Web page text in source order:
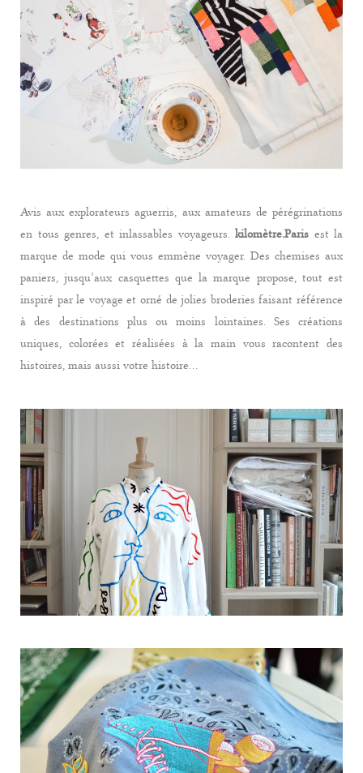
Avis aux explorateurs aguerris, aux amateurs de pérégrinations
en tous genres, et inlassables voyageurs. kilomètre.Paris est la
marque de mode qui vous emmène voyager. Des chemises aux
paniers, jusqu’aux casquettes que la marque propose, tout est
inspiré par le voyage et orné de jolies broderies faisant référence
à des destinations plus ou moins lointaines. Ses créations
uniques, colorées et réalisées à la main vous racontent des
histoires, mais aussi votre histoire…